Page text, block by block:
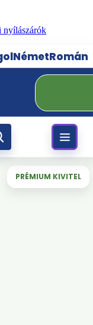
nyílászárók
NémetRomán
PRÉMIUM KIVITEL